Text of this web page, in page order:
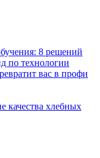
8 решений
по технологии
вас в профи
качества хлебных